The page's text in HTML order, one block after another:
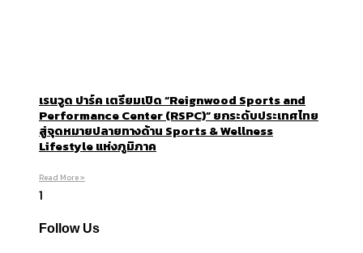
เรนวูด ปาร์ค เตรียมเปิด “Reignwood Sports and
Performance Center (RSPC)” ยกระดับประเทศไทย
สู่จุดหมายปลายทางด้าน Sports & Wellness
Lifestyle แห่งภูมิภาค
Read More »
Follow Us